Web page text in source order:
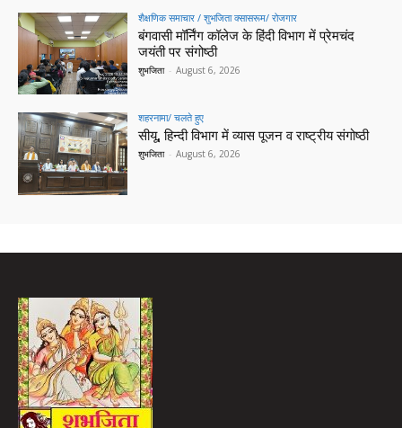
शैक्षणिक समाचार / शुभजिता क्सासरूम/ रोजगार
बंगवासी मॉर्निंग कॉलेज के हिंदी विभाग में प्रेमचंद
जयंती पर संगोष्ठी
शुभजिता - August 6, 2026
शहरनामा/ चलते हुए
सीयू, हिन्दी विभाग में व्यास पूजन व राष्ट्रीय संगोष्ठी
शुभजिता - August 6, 2026